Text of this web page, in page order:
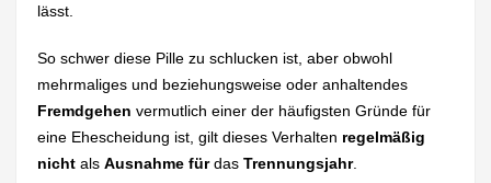
lässt.
So schwer diese Pille zu schlucken ist, aber obwohl
mehrmaliges und beziehungsweise oder anhaltendes
Fremdgehen vermutlich einer der häufigsten Gründe für
eine Ehescheidung ist, gilt dieses Verhalten regelmäßig
nicht alsAusnahme fürdasTrennungsjahr.